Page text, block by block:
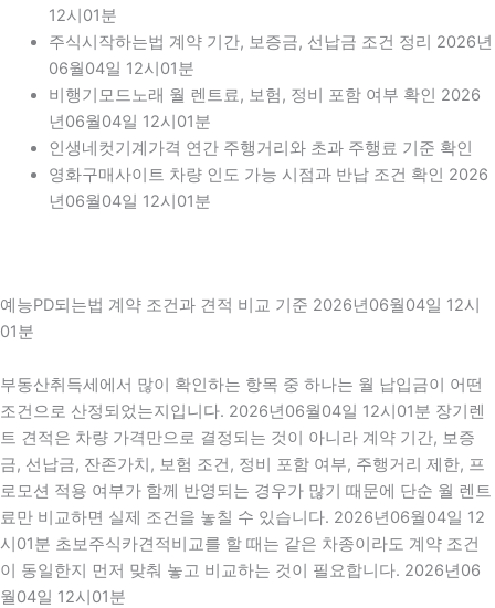
12시01분
주식시작하는법 계약 기간, 보증금, 선납금 조건 정리 2026년
06월04일 12시01분
비행기모드노래 월 렌트료, 보험, 정비 포함 여부 확인 2026
년06월04일 12시01분
인생네컷기계가격 연간 주행거리와 초과 주행료 기준 확인
영화구매사이트 차량 인도 가능 시점과 반납 조건 확인 2026
년06월04일 12시01분
예능PD되는법 계약 조건과 견적 비교 기준 2026년06월04일 12시
01분
부동산취득세에서 많이 확인하는 항목 중 하나는 월 납입금이 어떤
조건으로 산정되었는지입니다. 2026년06월04일 12시01분 장기렌
트 견적은 차량 가격만으로 결정되는 것이 아니라 계약 기간, 보증
금, 선납금, 잔존가치, 보험 조건, 정비 포함 여부, 주행거리 제한, 프
로모션 적용 여부가 함께 반영되는 경우가 많기 때문에 단순 월 렌트
료만 비교하면 실제 조건을 놓칠 수 있습니다. 2026년06월04일 12
시01분 초보주식카견적비교를 할 때는 같은 차종이라도 계약 조건
이 동일한지 먼저 맞춰 놓고 비교하는 것이 필요합니다. 2026년06
월04일 12시01분